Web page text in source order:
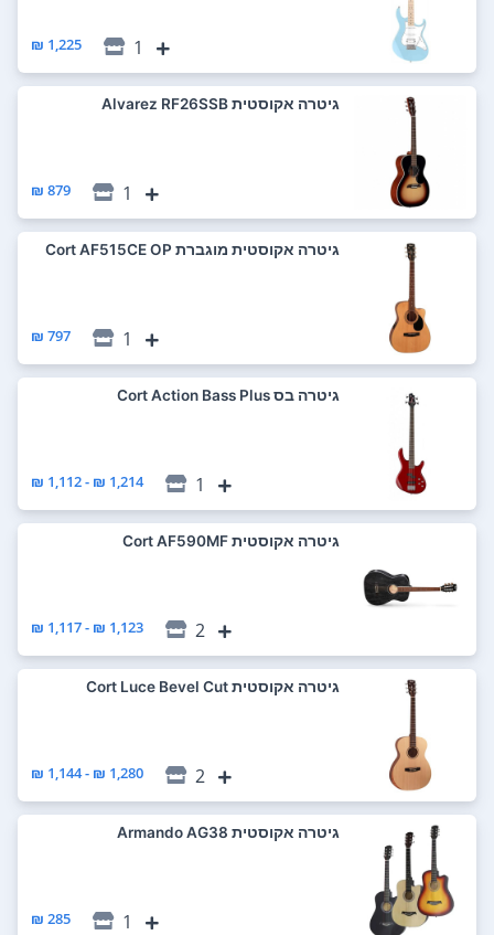
1
1,225 ₪
‏גיטרה אקוסטית Alvarez RF26SSB
1
879 ₪
‏גיטרה אקוסטית מוגברת Cort AF515CE OP
1
797 ₪
‏גיטרה בס Cort Action Bass Plus
1
1,214 ₪ - 1,112 ₪
‏גיטרה אקוסטית Cort AF590MF
2
1,123 ₪ - 1,117 ₪
‏גיטרה אקוסטית Cort Luce Bevel Cut
2
1,280 ₪ - 1,144 ₪
‏גיטרה אקוסטית Armando AG38
1
285 ₪